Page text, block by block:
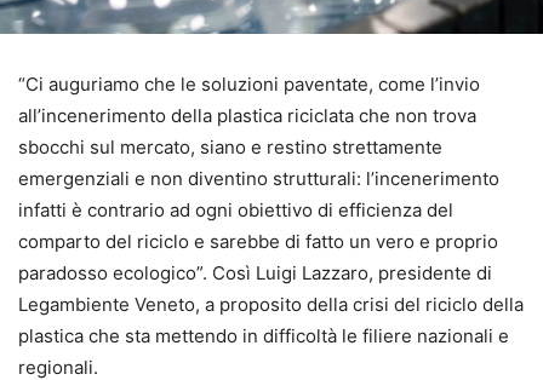
“Ci auguriamo che le soluzioni paventate, come l’invio
all’incenerimento della plastica riciclata che non trova
sbocchi sul mercato, siano e restino strettamente
emergenziali e non diventino strutturali: l’incenerimento
infatti è contrario ad ogni obiettivo di efficienza del
comparto del riciclo e sarebbe di fatto un vero e proprio
paradosso ecologico”. Così Luigi Lazzaro, presidente di
Legambiente Veneto, a proposito della crisi del riciclo della
plastica che sta mettendo in difficoltà le filiere nazionali e
regionali.